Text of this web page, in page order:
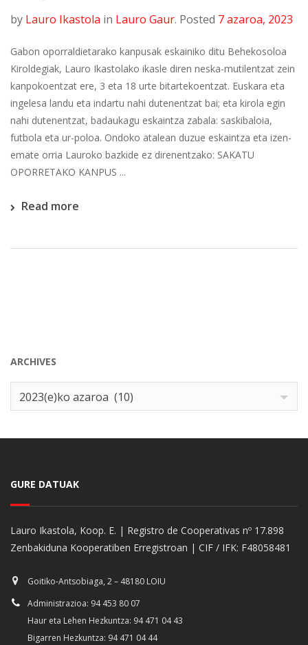
by Lauro Ikastola in Lauro Gaur. Posted 7 azaroa, 2023
Gabon oporraldietarako kanpusak eskainiko ditu Behekosoloa
Kiroldegiak, Lauro Ikastolako ikasle diren neska-mutilentzat zein
kanpokoentzat ere, 3 eta 18 urte bitartekoentzat. Euskara eta
ingelesa landu eta indartu nahi dutenentzat bai; eta kirola egin
nahi dutenentzat, badaukagu eskaintza zabala: saskibaloia,
futbola eta ur-poloa. Ondoko atalean duzue eskaintza eta izen-
emate orria Lauroko bazkide ez direnentzako: SAKATU
OPORRETAKO KANPUS ...
Read more
ARCHIVES
Archives
2023(e)ko azaroa (10)
GURE DATUAK
Lauro Ikastola, Koop. E. | Registro de Cooperativas nº 17.898
Zenbakiduna Kooperatiben Erregistroan | CIF / IFK: F48058481
Goitiko-Antsobiaga, 2 – 48180 LOIU
Administrazioa: 94 453 80 07
Haur eta Lehen Hezkuntza: 94 471 04 43
Bigarren Hezkuntza: 94 471 04 44